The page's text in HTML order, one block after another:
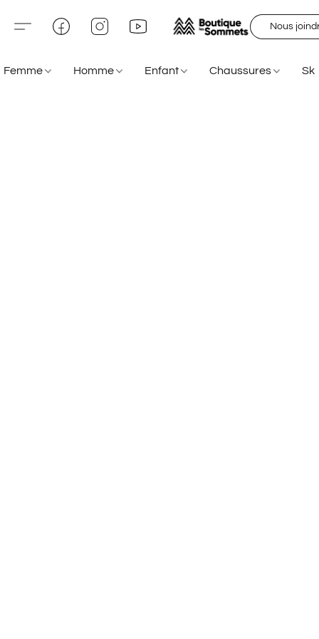
Nous
Femme Homme Enfant Chaussures